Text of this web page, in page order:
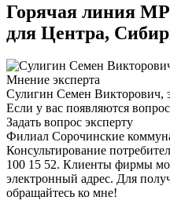
Горячая линия
для Центра,
Мнение эксперта
Сулигин Семен Викторович,
Если у вас появляются
Задать вопрос эксперту
Филиал Сорочинские
Консультирование
100 15 52. Клиенты фирмы
электронный адрес. Для
обращайтесь ко мне!